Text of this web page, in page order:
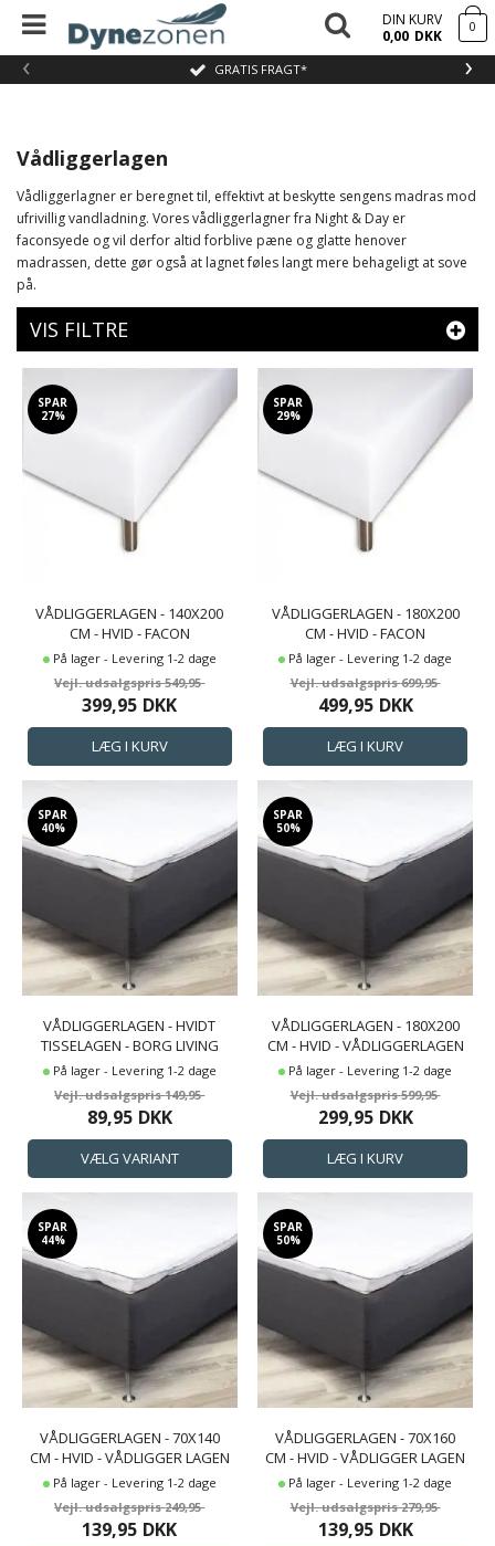
GRATIS FRAGT*
‹ ›
DIN KURV
0,00 DKK 0
Vådliggerlagen
Vådliggerlagner er beregnet til, effektivt at beskytte sengens madras mod
ufrivillig vandladning. Vores vådliggerlagner fra Night & Day er
faconsyede og vil derfor altid forblive pæne og glatte henover
madrassen, dette gør også at lagnet føles langt mere behageligt at sove
på.
VIS FILTRE
SPAR
27%
VÅDLIGGERLAGEN - 140X200
CM - HVID - FACON
VÅDLIGGERLAGEN - NIGHT &
På lager - Levering 1-2 dage
549,95
399,95 DKK
SPAR
29%
VÅDLIGGERLAGEN - 180X200
CM - HVID - FACON
VÅDLIGGERLAGEN - NIGHT &
På lager - Levering 1-2 dage
699,95
499,95 DKK
SPAR
40%
VÅDLIGGERLAGEN - HVIDT
TISSELAGEN - BORG LIVING
På lager - Levering 1-2 dage
149,95
89,95 DKK
SPAR
50%
VÅDLIGGERLAGEN - 180X200
CM - HVID - VÅDLIGGERLAGEN
TIL DOBBELTSENG - BORG
På lager - Levering 1-2 dage
599,95
299,95 DKK
SPAR
44%
VÅDLIGGERLAGEN - 70X140
CM - HVID - VÅDLIGGER LAGEN
TIL JUNIORSENG - BORG LIVING
På lager - Levering 1-2 dage
249,95
139,95 DKK
SPAR
50%
VÅDLIGGERLAGEN - 70X160
CM - HVID - VÅDLIGGER LAGEN
TIL JUNIORSENG - BORG LIVING
På lager - Levering 1-2 dage
279,95
139,95 DKK